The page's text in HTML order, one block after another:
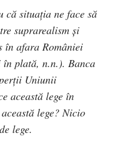
că situaţia ne face să
suprarealism şi
în afara României
în plată, n.n.). Banca
Uniunii
această lege în
lege? Nicio
lege.